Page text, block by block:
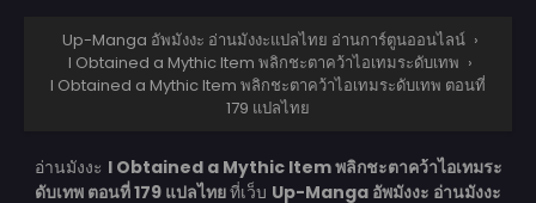
Up-Manga อัพมังงะ อ่านมังงะแปลไทย อ่านการ์ตูนออนไลน์ ›
I Obtained a Mythic Item พลิกชะตาคว้าไอเทมระดับเทพ ›
I Obtained a Mythic Item พลิกชะตาคว้าไอเทมระดับเทพ ตอนที่
179 แปลไทย
อ่านมังงะ I Obtained a Mythic Item พลิกชะตาคว้าไอเทมระ
ดับเทพ ตอนที่ 179 แปลไทยที่เว็บ Up-Manga อัพมังงะ อ่านมังงะ